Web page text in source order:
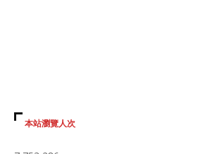
本站瀏覽人次